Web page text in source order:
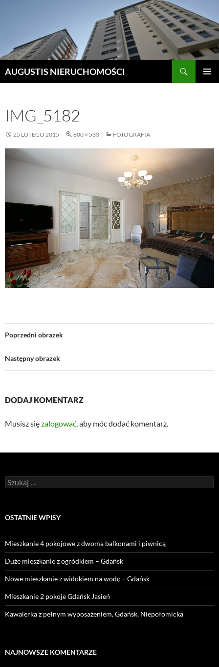
AUGUSTIS NIERUCHOMOŚCI
IMG_5182
25 LUTEGO 2015 800 × 533 FOTOGRAFIA
Poprzedni obrazek
Następny obrazek
DODAJ KOMENTARZ
Musisz sięzalogować, aby móc dodać komentarz.
Szukaj:
OSTATNIE WPISY
Mieszkanie 4 pokojowe z dwoma balkonami i piwnicą
Duże mieszkanie z ogródkiem – Gdańsk
Nowe mieszkanie z widokiem na wodę – Gdańsk
Mieszkanie 2 pokoje Gdańsk Jasień
Kawalerka z pełnym wyposażeniem, Gdańsk, Niepołomicka
NAJNOWSZE KOMENTARZE